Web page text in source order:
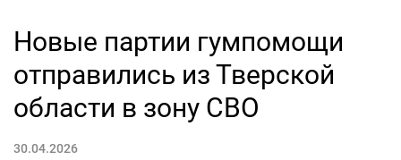
Новые партии гумпомощи
отправились из Тверской
области в зону СВО
30.04.2026